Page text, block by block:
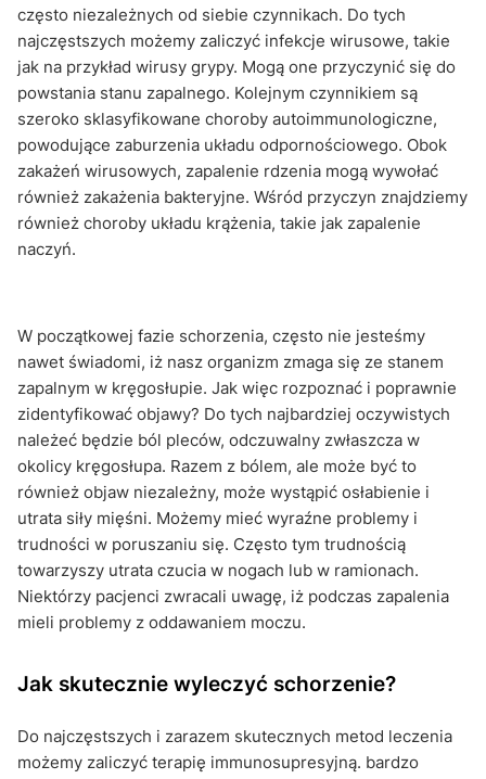
często niezależnych od siebie czynnikach. Do tych
najczęstszych możemy zaliczyć infekcje wirusowe, takie
jak na przykład wirusy grypy. Mogą one przyczynić się do
powstania stanu zapalnego. Kolejnym czynnikiem są
szeroko sklasyfikowane choroby autoimmunologiczne,
powodujące zaburzenia układu odpornościowego. Obok
zakażeń wirusowych, zapalenie rdzenia mogą wywołać
również zakażenia bakteryjne. Wśród przyczyn znajdziemy
również choroby układu krążenia, takie jak zapalenie
naczyń.
W początkowej fazie schorzenia, często nie jesteśmy
nawet świadomi, iż nasz organizm zmaga się ze stanem
zapalnym w kręgosłupie. Jak więc rozpoznać i poprawnie
zidentyfikować objawy? Do tych najbardziej oczywistych
należeć będzie ból pleców, odczuwalny zwłaszcza w
okolicy kręgosłupa. Razem z bólem, ale może być to
również objaw niezależny, może wystąpić osłabienie i
utrata siły mięśni. Możemy mieć wyraźne problemy i
trudności w poruszaniu się. Często tym trudnością
towarzyszy utrata czucia w nogach lub w ramionach.
Niektórzy pacjenci zwracali uwagę, iż podczas zapalenia
mieli problemy z oddawaniem moczu.
Jak skutecznie wyleczyć schorzenie?
Do najczęstszych i zarazem skutecznych metod leczenia
możemy zaliczyć terapię immunosupresyjną. bardzo